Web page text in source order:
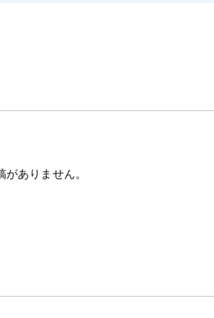
がありません。